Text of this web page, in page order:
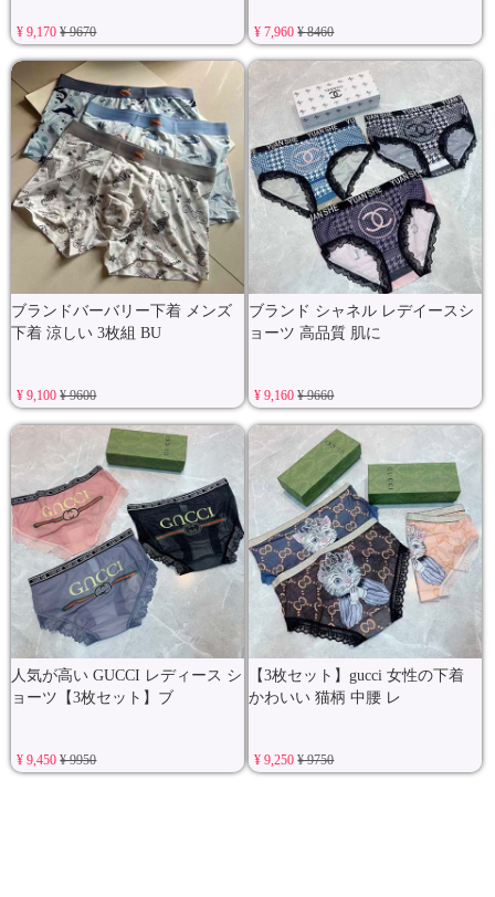
¥ 9,170¥ 9670 ¥ 7,960¥ 8460
ブランドバーバリー下着 メンズ
下着 涼しい 3枚組 BU
¥ 9,100¥ 9600
ブランド シャネル レデイースシ
ョーツ 高品質 肌に
¥ 9,160¥ 9660
人気が高い GUCCI レディース シ
ョーツ【3枚セット】ブ
¥ 9,450¥ 9950
【3枚セット】gucci 女性の下着
かわいい 猫柄 中腰 レ
¥ 9,250¥ 9750